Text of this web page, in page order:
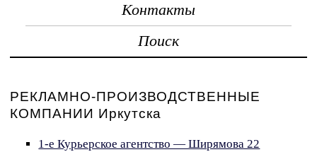
Контакты
Поиск
РЕКЛАМНО-ПРОИЗВОДСТВЕННЫЕ
КОМПАНИИ Иркутска
1-е Курьерское агентство — Ширямова 22